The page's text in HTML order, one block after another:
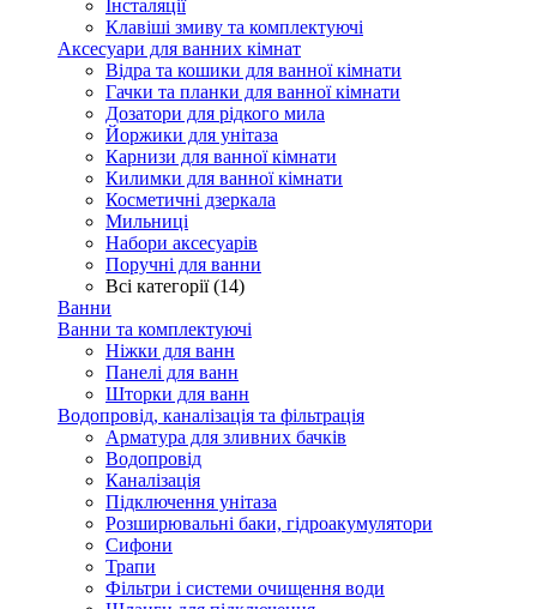
Інсталяції
Клавіші змиву та комплектуючі
Аксесуари для ванних кімнат
Відра та кошики для ванної кімнати
Гачки та планки для ванної кімнати
Дозатори для рідкого мила
Йоржики для унітаза
Карнизи для ванної кімнати
Килимки для ванної кімнати
Косметичні дзеркала
Мильниці
Набори аксесуарів
Поручні для ванни
Всі категорії (14)
Ванни
Ванни та комплектуючі
Ніжки для ванн
Панелі для ванн
Шторки для ванн
Водопровід, каналізація та фільтрація
Арматура для зливних бачків
Водопровід
Каналізація
Підключення унітаза
Розширювальні баки, гідроакумулятори
Сифони
Трапи
Фільтри і системи очищення води